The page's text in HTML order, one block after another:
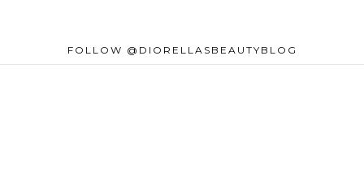
FOLLOW @DIORELLASBEAUTYBLOG